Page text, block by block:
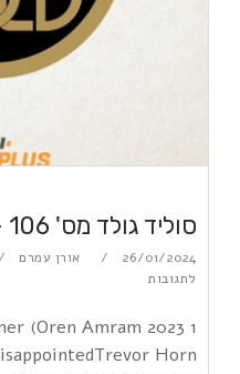
סוליד גולד מס' 106 – 25/1/24
26/01/2024 אורן עמרם
לתגובות
(Oren Amram 2023
Horn